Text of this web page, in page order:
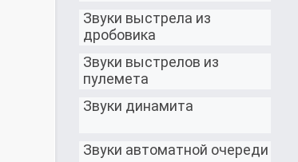
Звуки выстрела из
дробовика
Звуки выстрелов из
пулемета
Звуки динамита
Звуки автоматной очереди